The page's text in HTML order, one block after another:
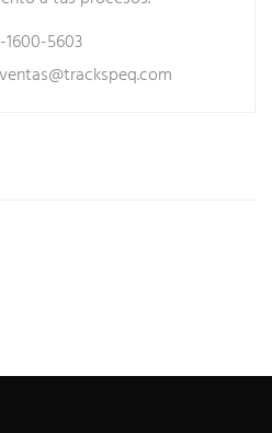
1600-5603
ventas@trackspeq.com